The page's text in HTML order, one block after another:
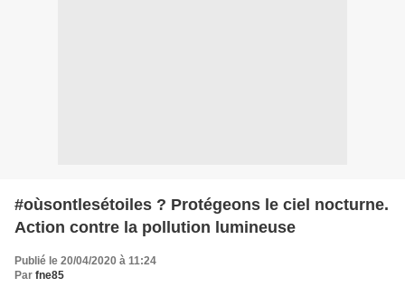
#oùsontlesétoiles ? Protégeons le ciel nocturne.
Action contre la pollution lumineuse
Publié le 20/04/2020 à 11:24
Par fne85